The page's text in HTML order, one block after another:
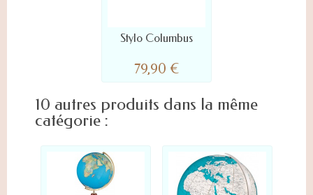
Stylo Columbus
79,90 €
10 autres produits dans la même
catégorie :